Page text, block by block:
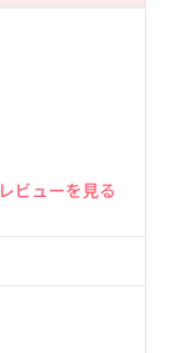
レビューを見る